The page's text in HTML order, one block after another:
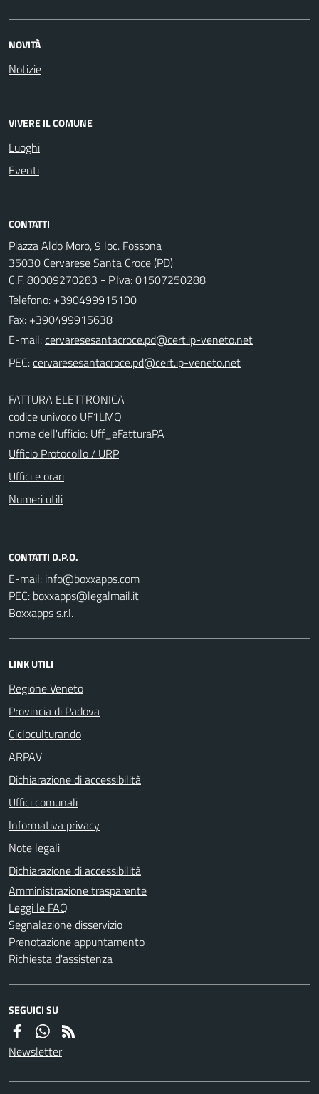
NOVITÀ
Notizie
VIVERE IL COMUNE
Luoghi
Eventi
CONTATTI
Piazza Aldo Moro, 9 loc. Fossona
35030 Cervarese Santa Croce (PD)
C.F. 80009270283 - P.Iva: 01507250288
Telefono: +390499915100
Fax: +390499915638
E-mail:
PEC:
FATTURA ELETTRONICA
codice univoco UF1LMQ
nome dell'ufficio: Uff_eFatturaPA
Ufficio Protocollo / URP
Uffici e orari
Numeri utili
CONTATTI D.P.O.
E-mail:
PEC:
Boxxapps s.r.l.
LINK UTILI
Regione Veneto
Provincia di Padova
Cicloculturando
ARPAV
Dichiarazione di accessibilità
Uffici comunali
Informativa privacy
Note legali
Dichiarazione di accessibilità
Amministrazione trasparente
Leggi le FAQ
Segnalazione disservizio
Prenotazione appuntamento
Richiesta d'assistenza
SEGUICI SU
Newsletter